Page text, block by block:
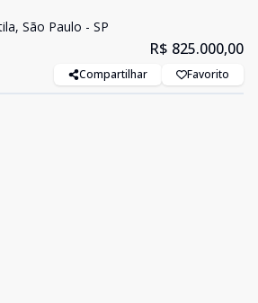
São Paulo - SP
R$ 825.000,00
Compartilhar Favorito